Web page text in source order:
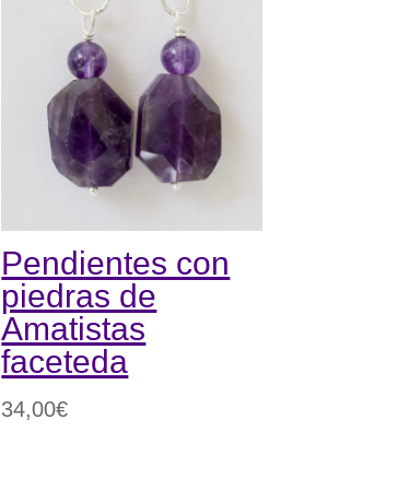
Pendientes con
piedras de
Amatistas
faceteda
34,00€